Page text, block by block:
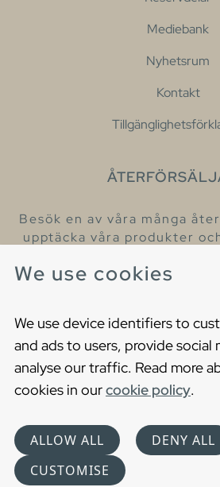
We use cookies
We use device identifiers to
and ads to users, provide social
analyse our traffic. Read more
cookies in ourcookie policy.
ALLOW ALL
DENY ALL
CUSTOMISE
Mediebank
Nyhetsrum
Kontakt
Besök en av våra många
upptäcka våra produkter
Cookies
Privacy
Choose language